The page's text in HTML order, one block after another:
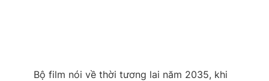
Bộ film nói về thời tương lai năm 2035, khi